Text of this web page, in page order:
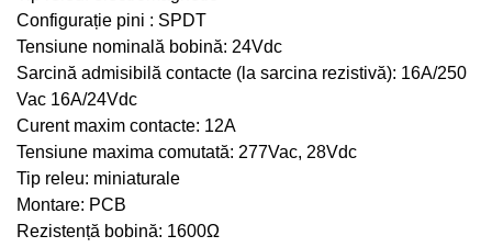
Configurație pini : SPDT
Tensiune nominală bobină: 24Vdc
Sarcină admisibilă contacte (la sarcina rezistivă): 16A/250
Vac 16A/24Vdc
Curent maxim contacte: 12A
Tensiune maxima comutată: 277Vac, 28Vdc
Tip releu: miniaturale
Montare: PCB
Rezistență bobină: 1600Ω